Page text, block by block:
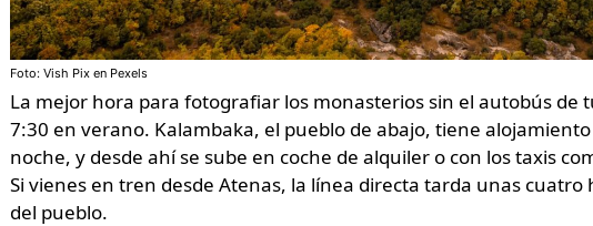
Foto: Vish Pix en Pexels
La mejor hora para fotografiar los monasterios sin el autobús de
7:30 en verano. Kalambaka, el pueblo de abajo, tiene
noche, y desde ahí se sube en coche de alquiler o con los taxis
Si vienes en tren desde Atenas, la línea directa tarda unas
del pueblo.